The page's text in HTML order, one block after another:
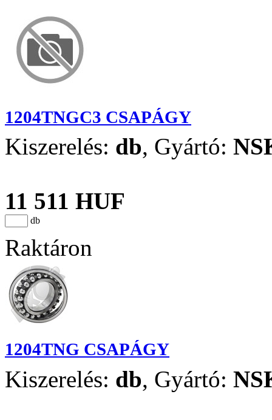
1204TNGC3 CSAPÁGY
Kiszerelés: db, Gyártó:
11 511 HUF
db
Raktáron
1204TNG CSAPÁGY
Kiszerelés: db, Gyártó: